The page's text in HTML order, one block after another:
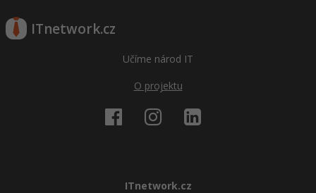
ITnetwork.cz
Učíme národ IT
O projektu
ITnetwork.cz